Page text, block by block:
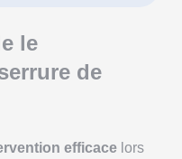
le
de
efficace lors